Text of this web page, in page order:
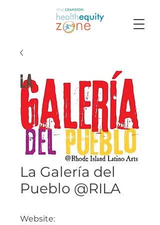
La Galería del
Pueblo @RILA
Website: